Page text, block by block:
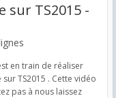
sur TS2015 -
en train de réaliser
TS2015 . Cette vidéo
pas à nous laissez